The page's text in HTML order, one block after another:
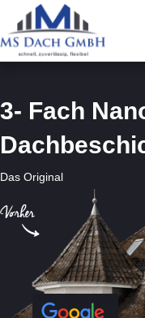
3- Fach
Das Original